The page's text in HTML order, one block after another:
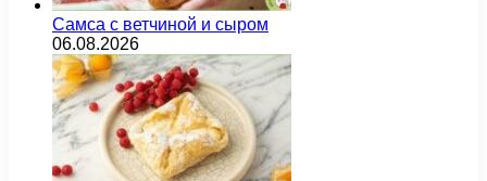
Самса с ветчиной и сыром
06.08.2026